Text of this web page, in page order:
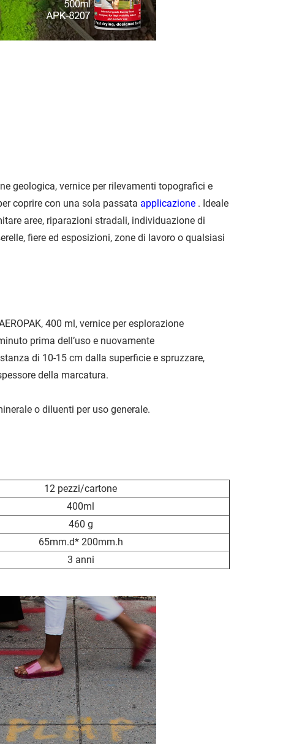
geologica, vernice per rilevamenti topografici e
coprire con una sola passata applicazione . Ideale
aree, riparazioni stradali, individuazione di
fiere ed esposizioni, zone di lavoro o qualsiasi
400 ml, vernice per esplorazione
prima dell’uso e nuovamente
di 10-15 cm dalla superficie e spruzzare,
della marcatura.
o diluenti per uso generale.
12 pezzi/cartone
400ml
460 g
65mm.d* 200mm.h
3 anni